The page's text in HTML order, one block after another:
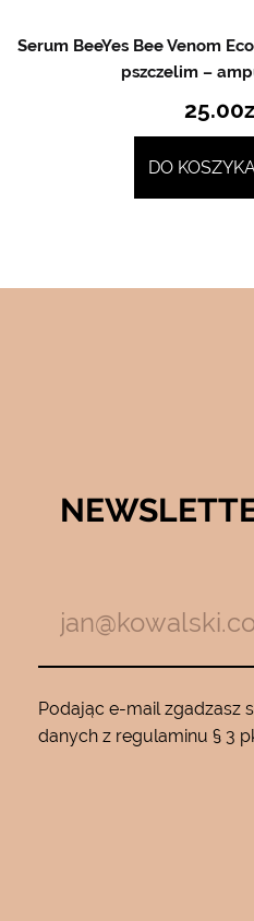
Serum BeeYes Bee Venom
pszczelim –
25.00
DO
Podając e-mail zgadzasz
danych z regulaminu § 3
Używam
roku…..Nie
10…..Mam